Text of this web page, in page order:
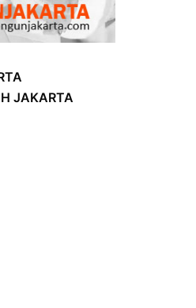
JAKARTA